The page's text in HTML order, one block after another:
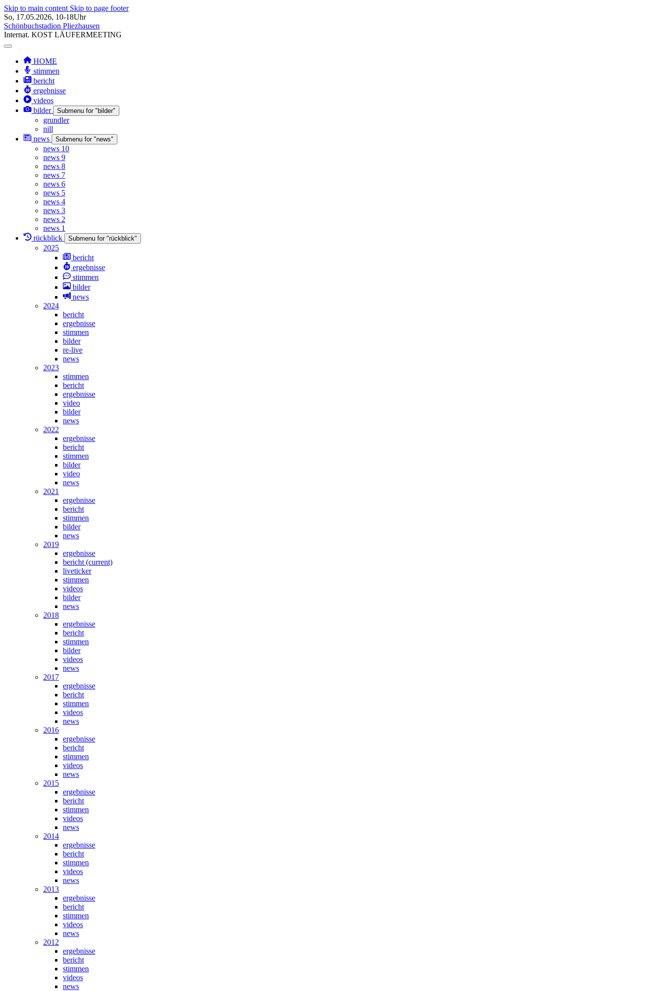
Skip to main content Skip to page footer
So, 17.05.2026, 10-18Uhr
Schönbuchstadion Pliezhausen
Internat. KOST LÄUFERMEETING
HOME
stimmen
bericht
ergebnisse
videos
bilder
Submenu for "bilder"
grundler
nill
news
Submenu for "news"
news 10
news 9
news 8
news 7
news 6
news 5
news 4
news 3
news 2
news 1
rückblick
Submenu for "rückblick"
2025
bericht
ergebnisse
stimmen
bilder
news
2024
bericht
ergebnisse
stimmen
bilder
re-live
news
2023
stimmen
bericht
ergebnisse
video
bilder
news
2022
ergebnisse
bericht
stimmen
bilder
video
news
2021
ergebnisse
bericht
stimmen
bilder
news
2019
ergebnisse
bericht (current)
liveticker
stimmen
videos
bilder
news
2018
ergebnisse
bericht
stimmen
bilder
videos
news
2017
ergebnisse
bericht
stimmen
videos
news
2016
ergebnisse
bericht
stimmen
videos
news
2015
ergebnisse
bericht
stimmen
videos
news
2014
ergebnisse
bericht
stimmen
videos
news
2013
ergebnisse
bericht
stimmen
videos
news
2012
ergebnisse
bericht
stimmen
videos
news